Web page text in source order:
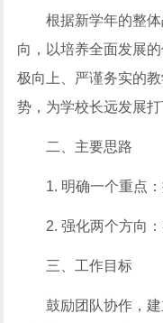
根据新学年的整
向，以培养全面发展
极向上、严谨务实的
势，为学校长远发展打
二、主要思路
1. 明确一个重点
2. 强化两个方向
三、工作目标
鼓励团队协作，